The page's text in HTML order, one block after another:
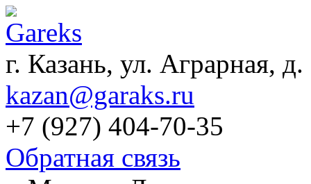
г. Казань, ул. Аграрная, д.
kazan@garaks.ru
+7 (927) 404-70-35
Обратная связь